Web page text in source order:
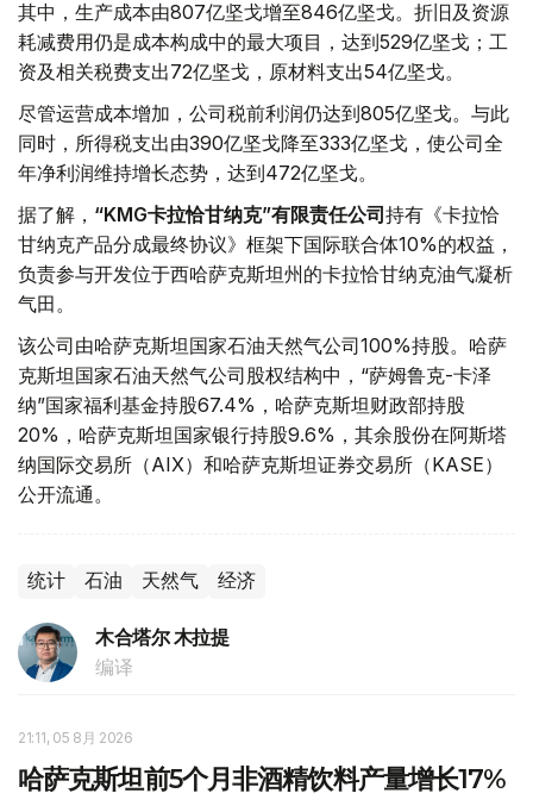
其中，生产成本由807亿坚戈增至846亿坚戈。折旧及资源
耗减费用仍是成本构成中的最大项目，达到529亿坚戈；工
资及相关税费支出72亿坚戈，原材料支出54亿坚戈。
尽管运营成本增加，公司税前利润仍达到805亿坚戈。与此
同时，所得税支出由390亿坚戈降至333亿坚戈，使公司全
年净利润维持增长态势，达到472亿坚戈。
据了解， “KMG卡拉恰甘纳克”有限责任公司持有《卡拉恰
甘纳克产品分成最终协议》框架下国际联合体10%的权益，
负责参与开发位于西哈萨克斯坦州的卡拉恰甘纳克油气凝析
气田。
该公司由哈萨克斯坦国家石油天然气公司100%持股。哈萨
克斯坦国家石油天然气公司股权结构中，“萨姆鲁克-卡泽
纳”国家福利基金持股67.4%，哈萨克斯坦财政部持股
20%，哈萨克斯坦国家银行持股9.6%，其余股份在阿斯塔
纳国际交易所（AIX）和哈萨克斯坦证券交易所（KASE）
公开流通。
统计 石油 天然气 经济
木合塔尔 木拉提
编译
21:11, 05 8月 2026
哈萨克斯坦前5个月非酒精饮料产量增长17%